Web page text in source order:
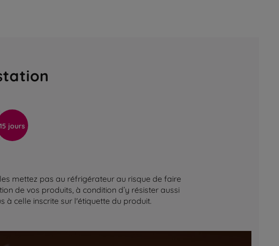
15 jours
mettez pas au réfrigérateur au risque de faire
de vos produits, à condition d’y résister aussi
celle inscrite sur l'étiquette du produit.